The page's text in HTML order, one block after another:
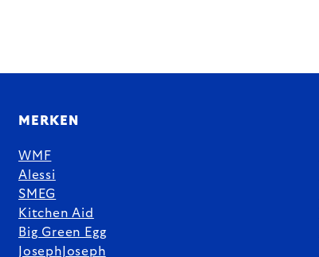
MERKEN
WMF
Alessi
SMEG
Kitchen Aid
Big Green Egg
JosephJoseph